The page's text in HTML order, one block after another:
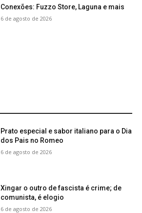
Conexões: Fuzzo Store, Laguna e mais
6 de agosto de 2026
Prato especial e sabor italiano para o Dia
dos Pais no Romeo
6 de agosto de 2026
Xingar o outro de fascista é crime; de
comunista, é elogio
6 de agosto de 2026